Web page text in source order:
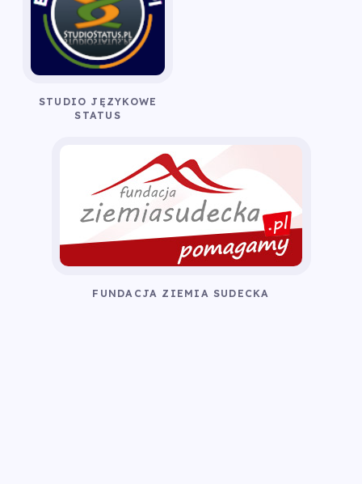
STUDIO JĘZYKOWE
STATUS
FUNDACJA ZIEMIA SUDECKA